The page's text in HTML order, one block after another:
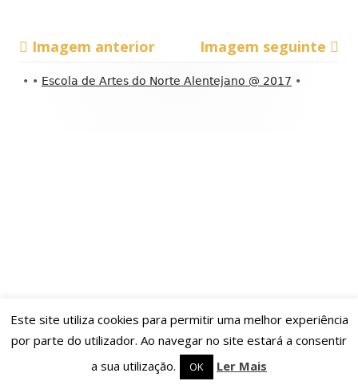
Imagem anterior Imagem seguinte
Conteúdo
• • Escola de Artes do Norte Alentejano @ 2017 •
Este site utiliza cookies para permitir uma melhor experiência
por parte do utilizador. Ao navegar no site estará a consentir
a sua utilização.
OK Ler Mais